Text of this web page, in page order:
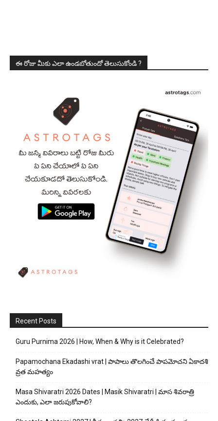
ఈ రోజు మీకు ఎలా ఉండబోతుందో తెలుసుకోండి ?
Recent Posts
Guru Purnima 2026 | How, When & Why is it Celebrated?
Papamochana Ekadashi vrat | పాపాలు తొలగించే పాపమోచని ఏకాదశి
వ్రత మహత్యం
Masa Shivaratri 2026 Dates | Masik Shivaratri | మాస శివరాత్రి
ఎందుకు, ఎలా జరుపుకోవాలి?